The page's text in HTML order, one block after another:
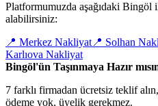
Platformumuzda aşağıdaki
alabilirsiniz:
📍 Merkez Nakliyat 📍 Solhan
Karlıova Nakliyat
Bingöl'ün Taşınmaya Hazır
7 farklı firmadan ücretsiz teklif
ödeme yok, üyelik gerekmez.